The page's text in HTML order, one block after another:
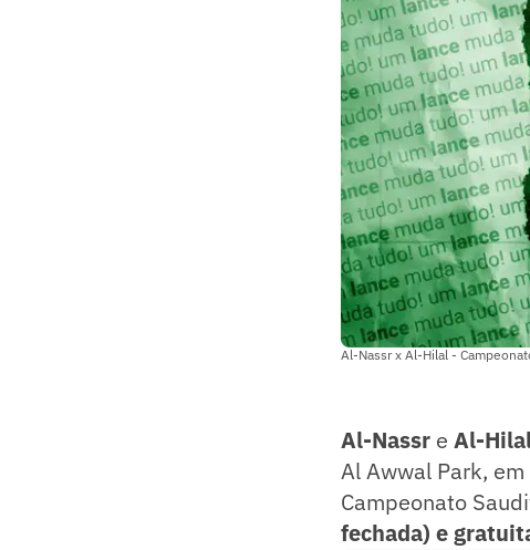
Al-Nassr x Al-Hilal -
Al-Nassr e Al-
Al Awwal Park,
Campeonato
fechada) e